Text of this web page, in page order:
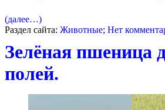
(далее…)
Раздел сайта: Животные; Нет
Зелёная пшеница
полей.